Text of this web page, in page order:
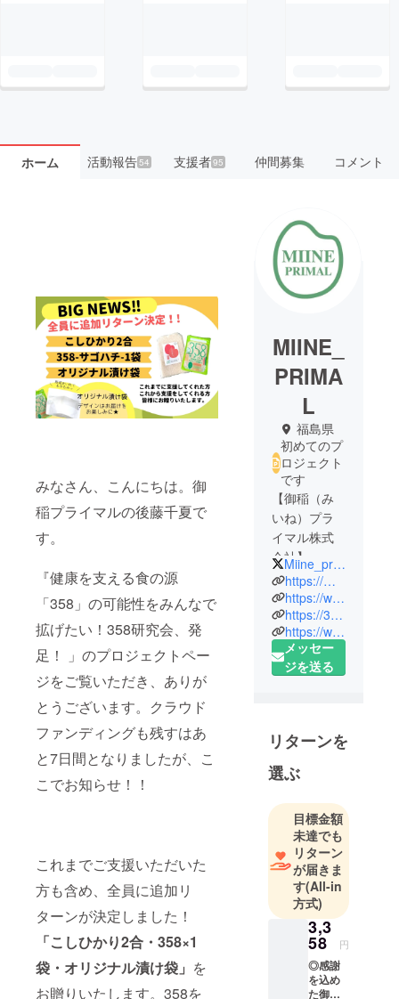
ホーム 活動報告54 支援者95 仲間募集 コメント
みなさん、こんにちは。御
稲プライマルの後藤千夏で
す。
『健康を支える食の源
「358」の可能性をみんなで
拡げたい！358研究会、発
足！ 」のプロジェクトペー
ジをご覧いただき、ありが
とうございます。クラウド
ファンディングも残すはあ
と7日間となりましたが、こ
こでお知らせ！！
これまでご支援いただいた
方も含め、全員に追加リ
ターンが決定しました！
「こしひかり2合・358×1
袋・オリジナル漬け袋」 を
お贈りいたします。358を
MIINE_
PRIMA
L
福島県
初めてのプ
ロジェクト
です
【御稲（み
いね）プラ
イマル株式
会社】
福島県本宮
市でお米農
家をしてお
ります。
イネを敬い
大切にすべ
（みい
ね）」。食
が命の根源
なものとし
て「プライ
マル」。そ
の想いを胸
に、米文化
の継承と魅
力発信を
行っていま
今回のプロ
Miine_primal
https://miine.co.jp/
https://www.instagram.com/miine_primal/
https://358east.com/
https://www.facebook.com/miine.primal
メッセー
ジを送る
リターンを
選ぶ
目標金額
未達でも
リターン
が届きま
す(All-in
方式)
3,3
58 円
◎感謝
を込め
た御礼